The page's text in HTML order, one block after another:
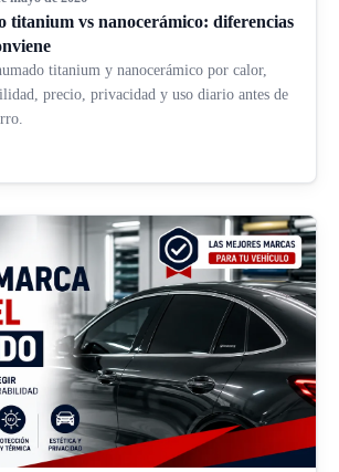
titanium vs nanocerámico: diferencias
titanium y nanocerámico por calor,
precio, privacidad y uso diario antes de